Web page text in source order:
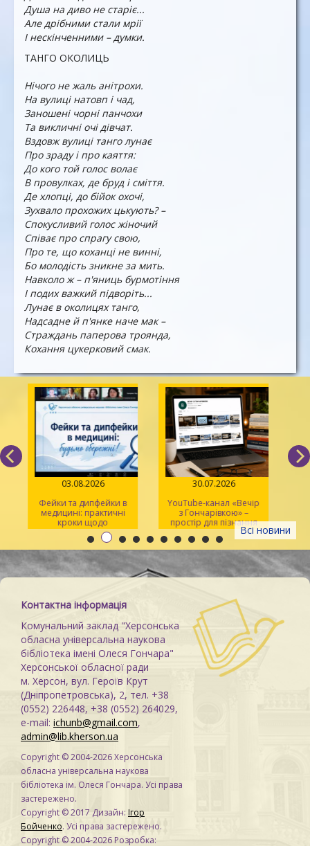
Душа на диво не старіє...
Але дрібними стали мрії
І нескінченними – думки.
ТАНГО ОКОЛИЦЬ
Нічого не жаль анітрохи.
На вулиці натовп і чад,
Заношені чорні панчохи
Та викличні очі дівчат.
Вздовж вулиці танго лунає
Про зраду і про каяття:
До кого той голос волає
В провулках, де бруд і сміття.
Де хлопці, до бійок охочі,
Зухвало прохожих цькують? –
Спокусливий голос жіночий
Співає про спрагу свою,
Про те, що коханці не винні,
Бо молодість зникне за мить.
Навколо ж – п'яниць бурмотіння
І подих важкий підворіть...
Лунає в околицях танго,
Надсадне й п'янке наче мак –
Страждань паперова троянда,
Кохання цукерковий смак.
Всі новини
03.08.2026
Фейки та дипфейки в
медицині: практичні
кроки щодо
розпізнавання
30.07.2026
YouTube-канал «Вечір
з Гончарівкою» –
простір для пізнання
та натхнення
Контактна інформація
Комунальний заклад "Херсонська
обласна універсальна наукова
бібліотека імені Олеся Гончара"
Херсонської обласної ради
м. Херсон, вул. Героїв Крут
(Дніпропетровська), 2, тел. +38
(0552) 226448, +38 (0552) 264029,
e-mail: ichunb@gmail.com,
admin@lib.kherson.ua
Copyright © 2004-2026 Херсонська
обласна універсальна наукова
бібліотека ім. Олеся Гончара. Усі права
застережено.
Copyright © 2017 Дизайн: Ігор
Бойченко. Усі права застережено.
Copyright © 2004-2026 Розробка: